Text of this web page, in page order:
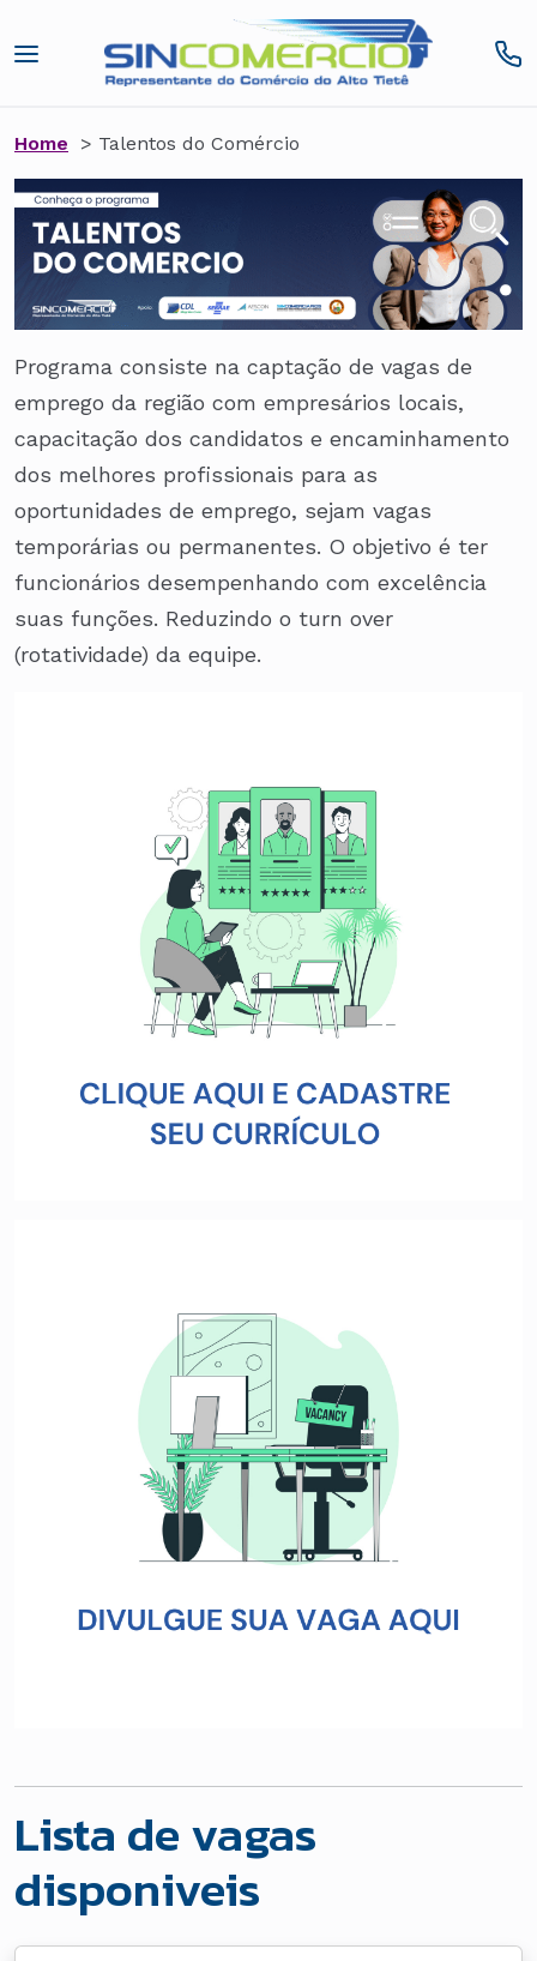
Home > Talentos do Comércio
Programa consiste na captação de vagas de
emprego da região com empresários locais,
capacitação dos candidatos e encaminhamento
dos melhores profissionais para as
oportunidades de emprego, sejam vagas
temporárias ou permanentes. O objetivo é ter
funcionários desempenhando com excelência
suas funções. Reduzindo o turn over
(rotatividade) da equipe.
Lista de vagas
disponiveis